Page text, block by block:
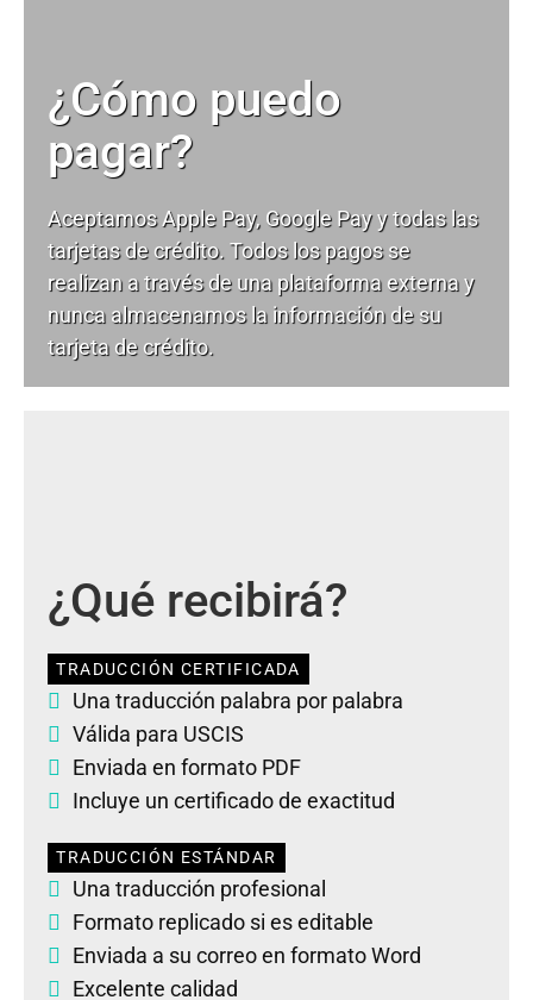
¿Cómo puedo
pagar?
Aceptamos Apple Pay, Google Pay y todas las
tarjetas de crédito. Todos los pagos se
realizan a través de una plataforma externa y
nunca almacenamos la información de su
tarjeta de crédito.
¿Qué recibirá?
TRADUCCIÓN CERTIFICADA
Una traducción palabra por palabra
Válida para USCIS
Enviada en formato PDF
Incluye un certificado de exactitud
TRADUCCIÓN ESTÁNDAR
Una traducción profesional
Formato replicado si es editable
Enviada a su correo en formato Word
Excelente calidad